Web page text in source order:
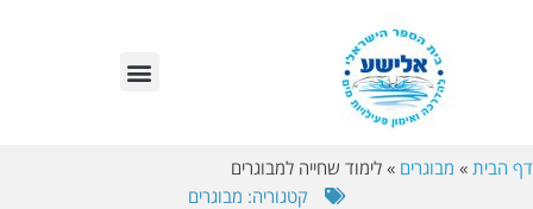
דף הבית » מבוגרים » לימוד שחייה למבוגרים
קטגוריה: מבוגרים